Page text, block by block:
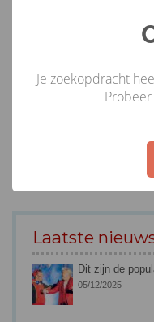
Laatste
Dit zijn de
05/12/2025
Je zoekopdracht